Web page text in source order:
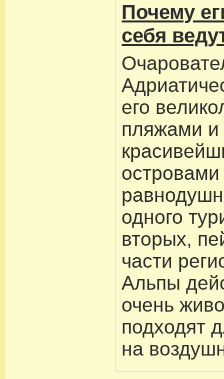
Почему
себя
его
пляжами и
островами
одного
вторых,
части
Альпы
очень
подходят
на